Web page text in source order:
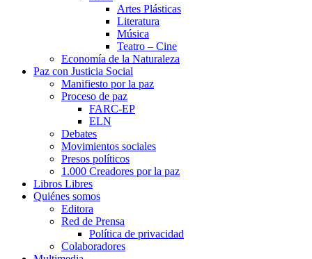
Artes Plásticas
Literatura
Música
Teatro – Cine
Economía de la Naturaleza
Paz con Justicia Social
Manifiesto por la paz
Proceso de paz
FARC-EP
ELN
Debates
Movimientos sociales
Presos políticos
1.000 Creadores por la paz
Libros Libres
Quiénes somos
Editora
Red de Prensa
Política de privacidad
Colaboradores